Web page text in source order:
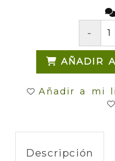
-
AÑADIR
Añadir a mi
Descripción